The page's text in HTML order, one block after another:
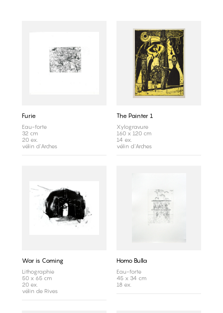
Furie
Eau-forte
32 cm
20 ex.
vélin d'Arches
The Painter 1
Xylogravure
160 x 120 cm
14 ex.
vélin d'Arches
War is Coming
Lithographie
50 x 65 cm
20 ex.
vélin de Rives
Homo Bulla
Eau-forte
45 x 34 cm
18 ex.